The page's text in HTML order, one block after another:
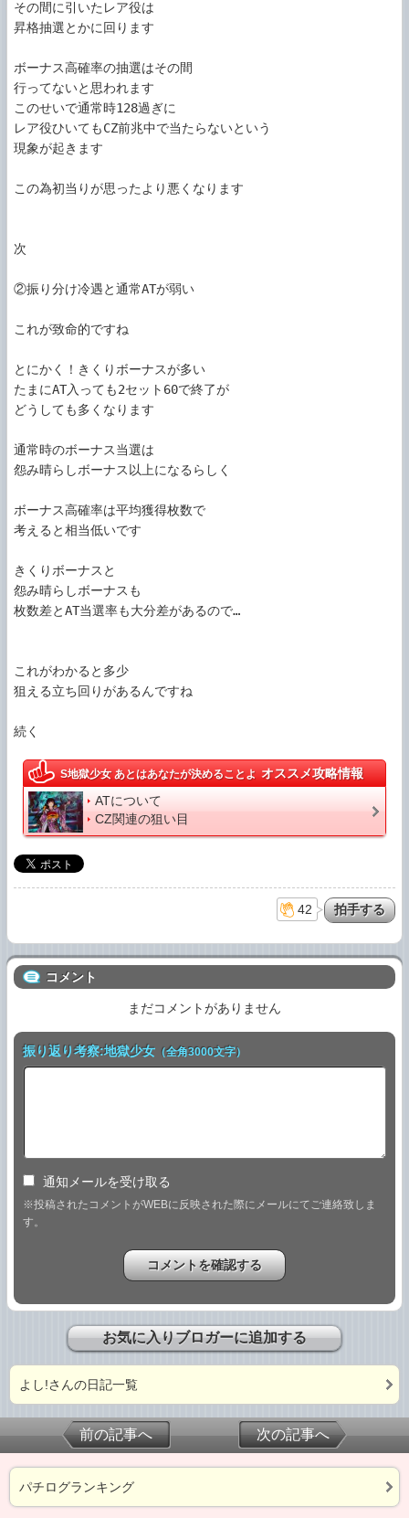
その間に引いたレア役は
昇格抽選とかに回ります
ボーナス高確率の抽選はその間
行ってないと思われます
このせいで通常時128過ぎに
レア役ひいてもCZ前兆中で当たらないという
現象が起きます
この為初当りが思ったより悪くなります
次
②振り分け冷遇と通常ATが弱い
これが致命的ですね
とにかく！きくりボーナスが多い
たまにAT入っても2セット60で終了が
どうしても多くなります
通常時のボーナス当選は
怨み晴らしボーナス以上になるらしく
ボーナス高確率は平均獲得枚数で
考えると相当低いです
きくりボーナスと
怨み晴らしボーナスも
枚数差とAT当選率も大分差があるので…
これがわかると多少
狙える立ち回りがあるんですね
続く
S地獄少女 あとはあなたが決めることよ オススメ攻略情報
ATについて
CZ関連の狙い目
42
コメント
まだコメントがありません
振り返り考察:地獄少女 （全角3000文字）
通知メールを受け取る
※投稿されたコメントがWEBに反映された際にメールにてご連絡致しま
す。
お気に入りブロガーに追加する
よし!さんの日記一覧
前の記事へ 次の記事へ
パチログランキング